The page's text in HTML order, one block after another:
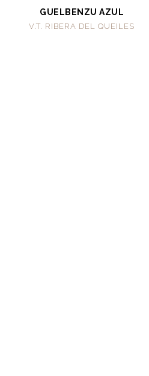
GUELBENZU AZUL
V.T. RIBERA DEL QUEILES